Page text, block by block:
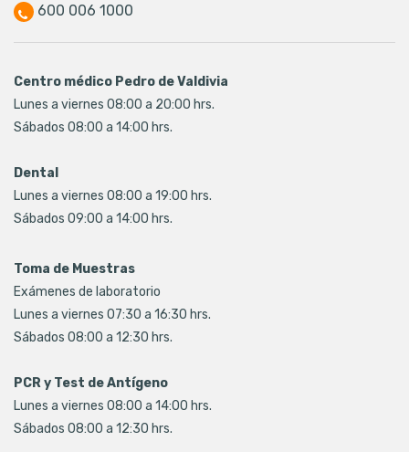
600 006 1000
Centro médico Pedro de Valdivia
Lunes a viernes 08:00 a 20:00 hrs.
Sábados 08:00 a 14:00 hrs.
Dental
Lunes a viernes 08:00 a 19:00 hrs.
Sábados 09:00 a 14:00 hrs.
Toma de Muestras
Exámenes de laboratorio
Lunes a viernes 07:30 a 16:30 hrs.
Sábados 08:00 a 12:30 hrs.
PCR y Test de Antígeno
Lunes a viernes 08:00 a 14:00 hrs.
Sábados 08:00 a 12:30 hrs.